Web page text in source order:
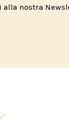
alla nostra